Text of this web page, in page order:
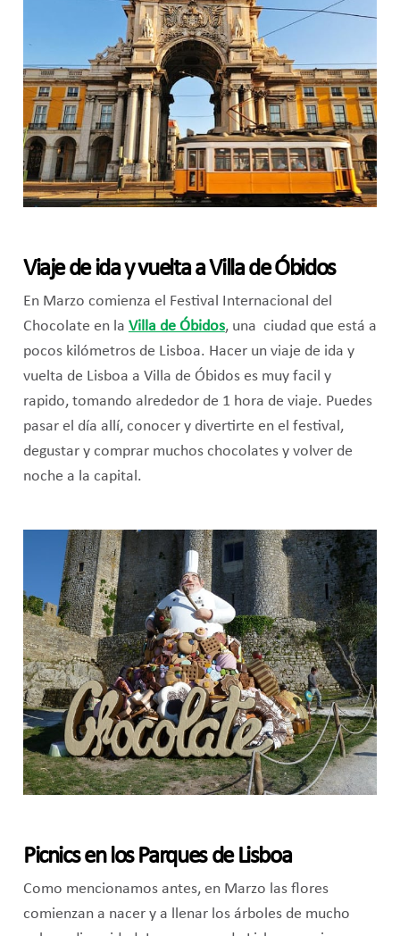
Viaje de ida y vuelta a Villa de Óbidos
En Marzo comienza el Festival Internacional del
Chocolate en la Villa de Óbidos, una ciudad que está a
pocos kilómetros de Lisboa. Hacer un viaje de ida y
vuelta de Lisboa a Villa de Óbidos es muy facil y
rapido, tomando alrededor de 1 hora de viaje. Puedes
pasar el día allí, conocer y divertirte en el festival,
degustar y comprar muchos chocolates y volver de
noche a la capital.
Picnics en los Parques de Lisboa
Como mencionamos antes, en Marzo las flores
comienzan a nacer y a llenar los árboles de mucho